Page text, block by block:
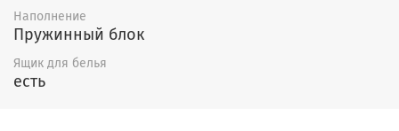
Наполнение
Пружинный блок
Ящик для белья
есть